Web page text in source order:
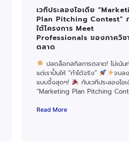
เวทีประลองไอเดีย
Plan Pitching Contest”
ใต้โครงการ Meet
Professionals ของภาควิช
ตลาด
ปลดล็อกสกิลการตลาด! ไม่เน้น
แต่เราปั้นให้ “ทำได้จริง”
จบล
แบบจึ้งสุดๆ!
กับเวทีประลองไอ
“Marketing Plan Pitching
Read More